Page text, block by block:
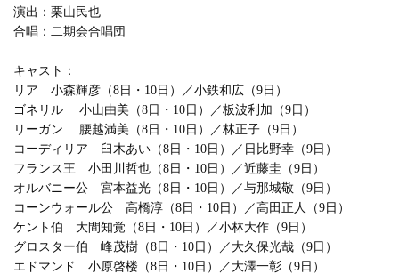
演出：栗山民也
合唱：二期会合唱団
キャスト：
リア 小森輝彦（8日・10日）／小鉄和広（9日）
ゴネリル 小山由美（8日・10日）／板波利加（9日）
リーガン 腰越満美（8日・10日）／林正子（9日）
コーディリア 臼木あい（8日・10日）／日比野幸（9日）
フランス王 小田川哲也（8日・10日）／近藤圭（9日）
オルバニー公 宮本益光（8日・10日）／与那城敬（9日）
コーンウォール公 高橋淳（8日・10日）／高田正人（9日）
ケント伯 大間知覚（8日・10日）／小林大作（9日）
グロスター伯 峰茂樹（8日・10日）／大久保光哉（9日）
エドマンド 小原啓楼（8日・10日）／大澤一彰（9日）